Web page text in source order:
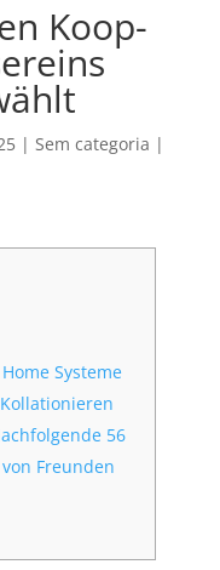
Koop-
| Sem categoria |
Systeme
56
Freunden